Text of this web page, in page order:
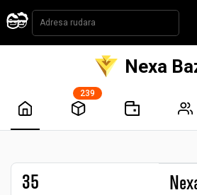
Nexa
239
35